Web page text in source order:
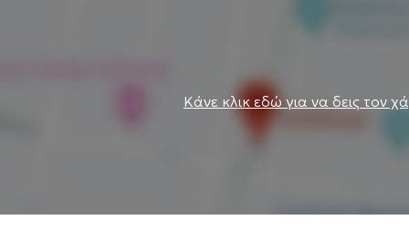
Κάνε κλικ εδώ για να δεις τον